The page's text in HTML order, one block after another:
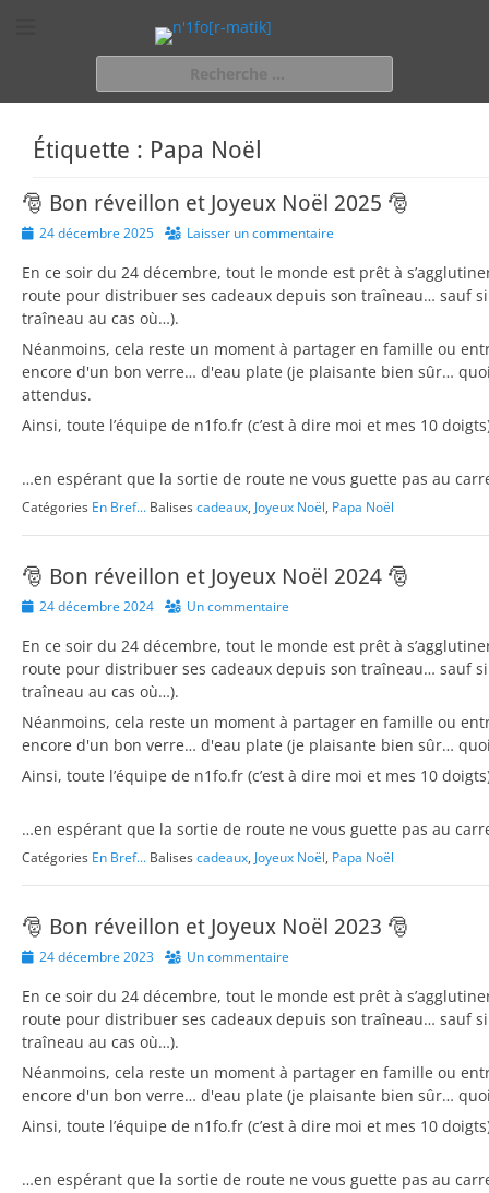
n'1fo[r-matik]
Pour les nymphos d'infos en info…
Étiquette : Papa Noël
🎅 Bon réveillon et Joyeux Noël 2025 🎅
Posted
24 décembre 2025 Laisser un commentaire
En ce soir du 24 décembre, tout le monde est prêt à
route pour distribuer ses cadeaux depuis son traîneau… sauf
traîneau au cas où…).
Néanmoins, cela reste un moment à partager en famille ou
encore d'un bon verre… d'eau plate (je plaisante bien sûr…
attendus.
Ainsi, toute l’équipe de n1fo.fr (c’est à dire moi et mes 10
…en espérant que la sortie de route ne vous guette pas au
Catégories En Bref... Balisescadeaux, Joyeux Noël, Papa Noël
🎅 Bon réveillon et Joyeux Noël 2024 🎅
Posted
24 décembre 2024 Un commentaire
En ce soir du 24 décembre, tout le monde est prêt à
route pour distribuer ses cadeaux depuis son traîneau… sauf
traîneau au cas où…).
Néanmoins, cela reste un moment à partager en famille ou
encore d'un bon verre… d'eau plate (je plaisante bien sûr…
Ainsi, toute l’équipe de n1fo.fr (c’est à dire moi et mes 10
…en espérant que la sortie de route ne vous guette pas au
Catégories En Bref... Balisescadeaux, Joyeux Noël, Papa Noël
🎅 Bon réveillon et Joyeux Noël 2023 🎅
Posted
24 décembre 2023 Un commentaire
En ce soir du 24 décembre, tout le monde est prêt à
route pour distribuer ses cadeaux depuis son traîneau… sauf
traîneau au cas où…).
Néanmoins, cela reste un moment à partager en famille ou
encore d'un bon verre… d'eau plate (je plaisante bien sûr…
Ainsi, toute l’équipe de n1fo.fr (c’est à dire moi et mes 10
…en espérant que la sortie de route ne vous guette pas au